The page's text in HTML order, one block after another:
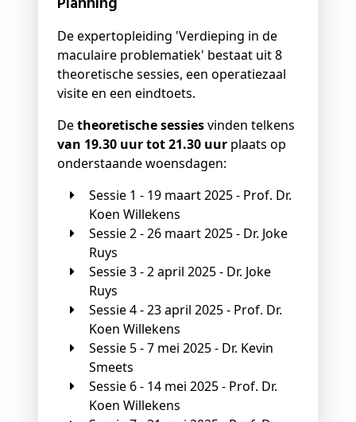
De expertopleiding 'Verdieping in de
maculaire problematiek' bestaat uit 8
theoretische sessies, een operatiezaal
visite en een eindtoets.
Detheoretische sessiesvinden telkens
van 19.30 uur tot 21.30 uur plaats op
onderstaande woensdagen:
Sessie 1 - 19 maart 2025 - Prof. Dr.
Koen Willekens
Sessie 2 - 26 maart 2025 - Dr. Joke
Ruys
Sessie 3 - 2 april 2025 - Dr. Joke
Ruys
Sessie 4 - 23 april 2025 - Prof. Dr.
Koen Willekens
Sessie 5 - 7 mei 2025 - Dr. Kevin
Smeets
Sessie 6 - 14 mei 2025 - Prof. Dr.
Koen Willekens